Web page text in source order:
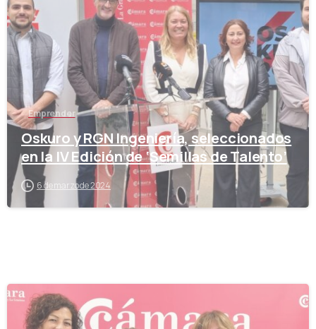
Emprender
Oskuro y RGN Ingeniería, seleccionados
en la IV Edición de ‘Semillas de Talento’
6 de marzo de 2024